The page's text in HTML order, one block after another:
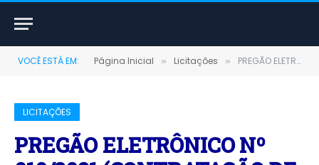
VOCÊ ESTÁ EM: Página Inicial » Licitações » PREGÃO ELETRÔNICO Nº 010/2021 (CONTRATAÇÃO DE AERONAVES DE PEQUENO PORTE PARA REALIZAR TRANSPORTE DE PASSAGEIROS NOS TRECHOS TERRA SANTA/ SANTARÉM/TERRA SANTA)
LICITAÇÕES
PREGÃO ELETRÔNICO Nº